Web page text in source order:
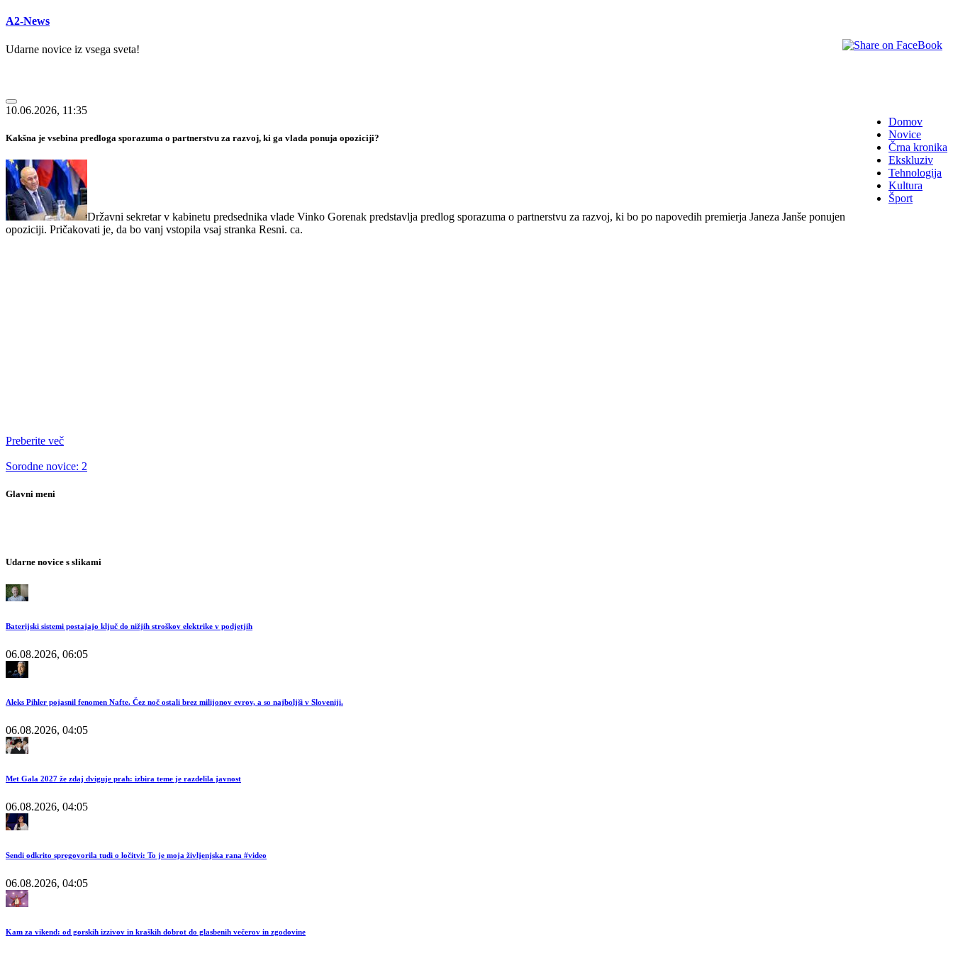
A2-News
Udarne novice iz vsega sveta!
Domov
Novice
Črna kronika
Ekskluziv
Tehnologija
Kultura
Šport
10.06.2026, 11:35
Kakšna je vsebina predloga sporazuma o partnerstvu za razvoj, ki ga vlada ponuja opoziciji?
Državni sekretar v kabinetu predsednika vlade Vinko Gorenak predstavlja predlog sporazuma o partnerstvu za razvoj, ki bo po napovedih premierja Janeza Janše ponujen
opoziciji. Pričakovati je, da bo vanj vstopila vsaj stranka Resni. ca.
Preberite več
Sorodne novice: 2
Glavni meni
Udarne novice s slikami
Baterijski sistemi postajajo ključ do nižjih stroškov elektrike v podjetjih
06.08.2026, 06:05
Aleks Pihler pojasnil fenomen Nafte. Čez noč ostali brez milijonov evrov, a so najboljši v Sloveniji.
06.08.2026, 04:05
Met Gala 2027 že zdaj dviguje prah: izbira teme je razdelila javnost
06.08.2026, 04:05
Sendi odkrito spregovorila tudi o ločitvi: To je moja življenjska rana #video
06.08.2026, 04:05
Kam za vikend: od gorskih izzivov in kraških dobrot do glasbenih večerov in zgodovine